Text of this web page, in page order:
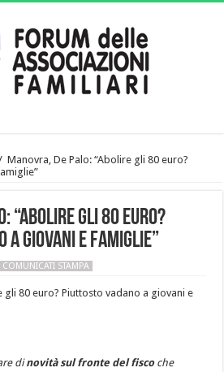
Manovra, De Palo: “Abolire gli 80 euro?
“Abolire gli 80 euro?
a giovani e famiglie”
COMUNICATI STAMPA
gli 80 euro? Piuttosto vadano a giovani e
dinovità sul fronte del fisco che